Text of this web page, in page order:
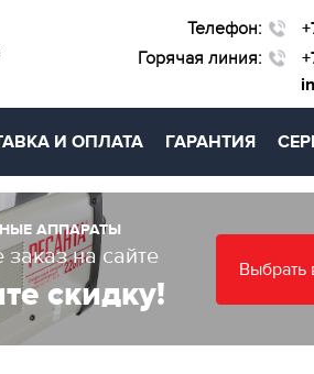
Телефон:
Горячая линия:
И ОПЛАТА ГАРАНТИЯ
АППАРАТЫ
на сайте
скидку!
Выбрать